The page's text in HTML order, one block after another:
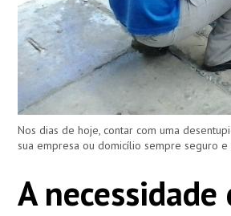
Nos dias de hoje, contar com uma
sua empresa ou domicílio sempre seguro
A